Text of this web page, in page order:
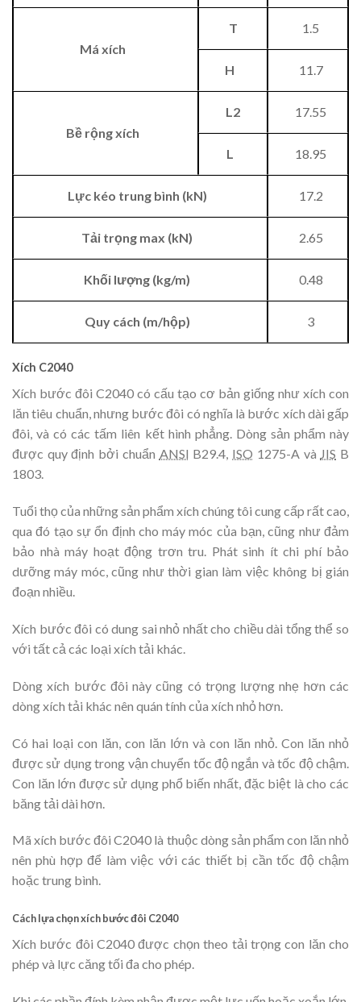
Má xích
T 1.5
H 11.7
Bề rộng xích
L2 17.55
L 18.95
Lực kéo trung bình (kN) 17.2
Tải trọng max (kN) 2.65
Khối lượng (kg/m) 0.48
Quy cách (m/hộp) 3
Xích C2040
Xích bước đôi C2040 có cấu tạo cơ bản giống như xích con
lăn tiêu chuẩn, nhưng bước đôi có nghĩa là bước xích dài gấp
đôi, và có các tấm liên kết hình phẳng. Dòng sản phẩm này
được quy định bởi chuẩn ANSI B29.4, ISO 1275-A và JIS B
1803.
Tuổi thọ của những sản phẩm xích chúng tôi cung cấp rất cao,
qua đó tạo sự ổn định cho máy móc của bạn, cũng như đảm
bảo nhà máy hoạt động trơn tru. Phát sinh ít chi phí bảo
dưỡng máy móc, cũng như thời gian làm việc không bị gián
đoạn nhiều.
Xích bước đôi có dung sai nhỏ nhất cho chiều dài tổng thể so
với tất cả các loại xích tải khác.
Dòng xích bước đôi này cũng có trọng lượng nhẹ hơn các
dòng xích tải khác nên quán tính của xích nhỏ hơn.
Có hai loại con lăn, con lăn lớn và con lăn nhỏ. Con lăn nhỏ
được sử dụng trong vận chuyển tốc độ ngắn và tốc độ chậm.
Con lăn lớn được sử dụng phổ biến nhất, đặc biệt là cho các
băng tải dài hơn.
Mã xích bước đôi C2040 là thuộc dòng sản phẩm con lăn nhỏ
nên phù hợp để làm việc với các thiết bị cần tốc độ chậm
hoặc trung bình.
Cách lựa chọn xích bước đôi C2040
Xích bước đôi C2040 được chọn theo tải trọng con lăn cho
phép và lực căng tối đa cho phép.